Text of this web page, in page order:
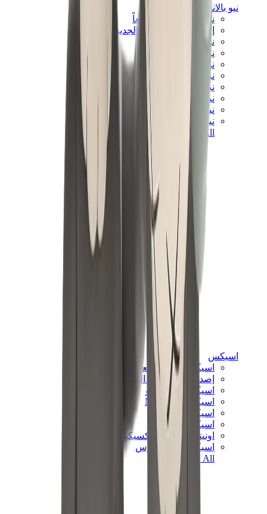
نيو بالانس
نيو بالانس الأكثر مبيعاً
إصدارات نيو بالانس الجديدة
نيو بالانس 550
نيو بالانس 2002R
نيو بالانس 9060
نيو بالانس 1906D
نيو بالانس 530
نيو بالانس 990
نيو بالانس 650R
نيو بالانس 993
View All
نيو بالانس
اسيكس
اسيكس الأكثر مبيعاً
إصدارات اسيكس الجديدة
اسيكس جل-كايانو
اسيكس جل-NYC
اسيكس GT-2160
اسيكس جل-1130
اونيتسوكا تايغر مكسيكو 66
اسيكس جل-نيمبوس
View All
اسيكس